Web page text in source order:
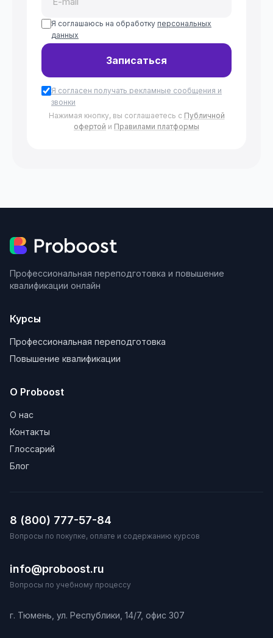
Я соглашаюсь на обработку персональных
данных
Записаться
Я согласен получать рекламные сообщения и
звонки
Нажимая кнопку, вы соглашаетесь с Публичной
офертой и Правилами платформы
Профессиональная переподготовка и повышение
квалификации онлайн
Курсы
Профессиональная переподготовка
Повышение квалификации
О Proboost
О нас
Контакты
Глоссарий
Блог
8 (800) 777-57-84
Вопросы по покупке, оплате и содержанию курсов
info@proboost.ru
Вопросы по учебному процессу
г. Тюмень, ул. Республики, 14/7, офис 307